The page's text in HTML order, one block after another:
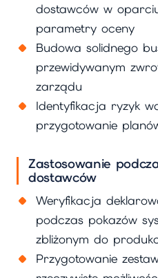
dostawców w
parametry oceny
Budowa solidnego
przewidywanym
zarządu
Identyfikacja ryzyk
przygotowanie
Zastosowanie
dostawców
Weryfikacja
podczas pokazów
zbliżonym do
Przygotowanie